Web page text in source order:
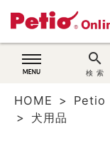
search
検 索
猫用品
HOME Petio
犬用品